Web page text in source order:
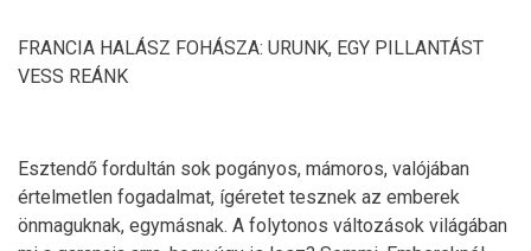
FRANCIA HALÁSZ FOHÁSZA: URUNK, EGY PILLANTÁST
VESS REÁNK
Esztendő fordultán sok pogányos, mámoros, valójában
értelmetlen fogadalmat, ígéretet tesznek az emberek
önmaguknak, egymásnak. A folytonos változások világában